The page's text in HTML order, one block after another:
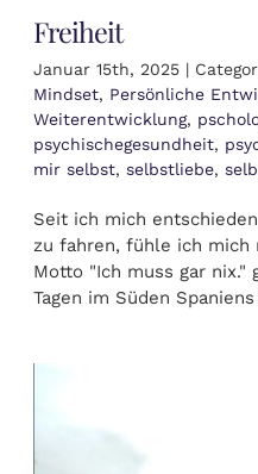
Freiheit
Januar 15th, 2025 |
Mindset, Persönliche
Weiterentwicklung,
psychischegesundheit,
mir selbst, selbstliebe,
Seit ich mich
zu fahren, fühle ich mich
Motto "Ich muss gar
Tagen im Süden